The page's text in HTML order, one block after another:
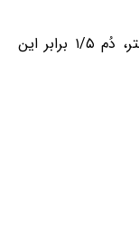
پوزه تا پایه‌ی دُم به درازای ۵ سانتی‌متر، دُم ۱/۵ برابر این